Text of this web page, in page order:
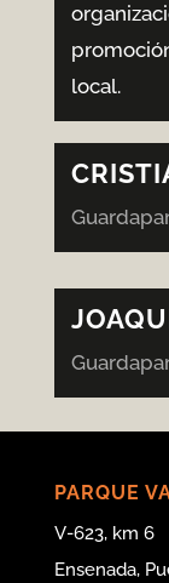
local.
PARQUE
V-623, km 6
Ensenada,